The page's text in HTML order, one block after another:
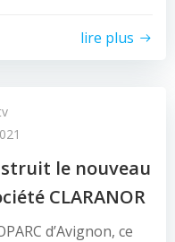
lire plus
le nouveau
CLARANOR
d’Avignon, ce